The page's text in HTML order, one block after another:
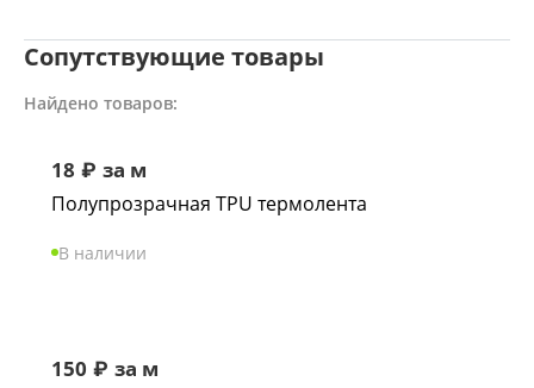
Сопутствующие товары
Найдено товаров:
18 ₽ за м
Полупрозрачная TPU термолента
В наличии
150 ₽ за м